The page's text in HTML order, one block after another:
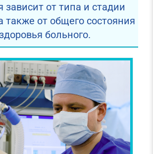
зависит от типа и стадии
также от общего состояния
здоровья больного.